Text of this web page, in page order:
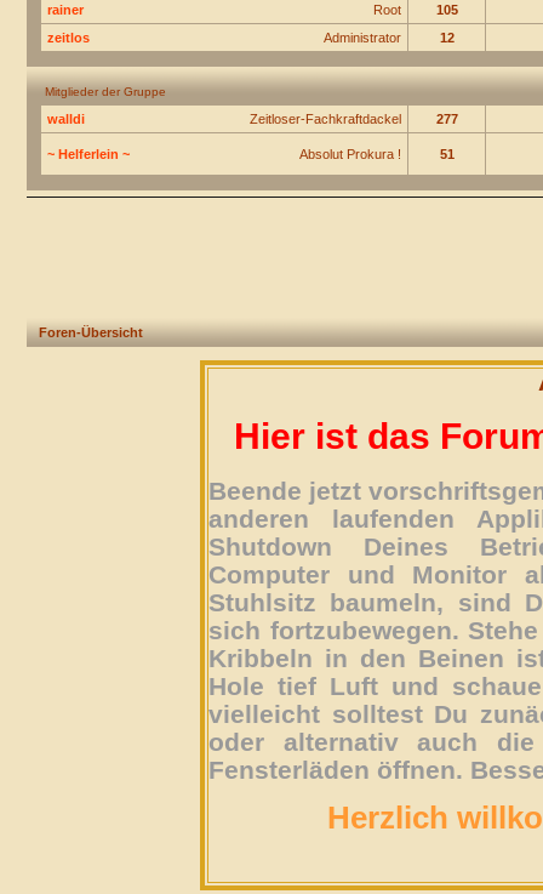
Root
rainer
105
Administrator
zeitlos 12
Mitglieder der Gruppe
Zeitloser-Fachkraftdackel
walldi 277
Absolut Prokura !
~ Helferlein ~ 51
Foren-Übersicht
Hier ist das
Beende jetzt
anderen laufenden
Shutdown Deines
Computer und Monitor
Stuhlsitz baumeln, sind
sich fortzubewegen.
Kribbeln in den Beinen
Hole tief Luft und
vielleicht solltest Du
oder alternativ auch
Fensterläden öffnen.
Herzlich